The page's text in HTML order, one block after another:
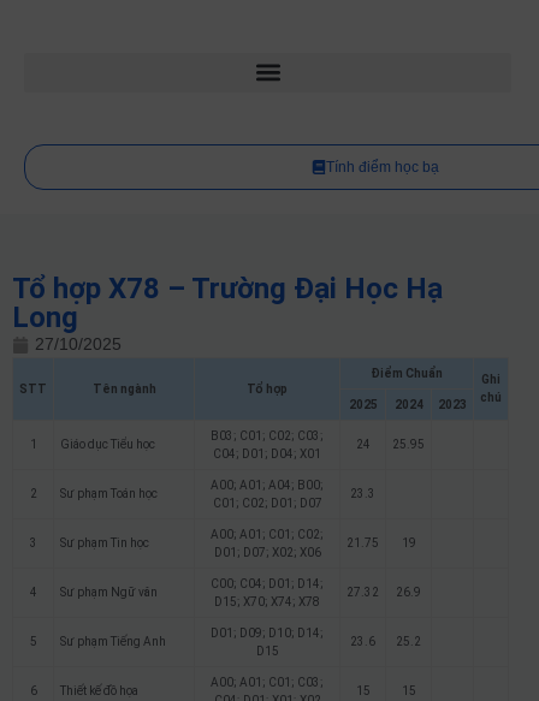
Tính điểm học bạ
Tổ hợp X78 – Trường Đại Học Hạ
Long
27/10/2025
STT Tên ngành Tổ hợp
Điểm Chuẩn
Ghi
chú
2025 2024 2023
1 Giáo dục Tiểu học
B03; C01; C02; C03;
C04; D01; D04; X01
24 25.95
2 Sư phạm Toán học
A00; A01; A04; B00;
C01; C02; D01; D07
23.3
3 Sư phạm Tin học
A00; A01; C01; C02;
D01; D07; X02; X06
21.75 19
4 Sư phạm Ngữ văn
C00; C04; D01; D14;
D15; X70; X74; X78
27.32 26.9
5 Sư phạm Tiếng Anh
D01; D09; D10; D14;
D15
23.6 25.2
6 Thiết kế đồ họa
A00; A01; C01; C03;
15 15